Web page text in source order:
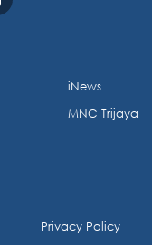
iNews
MNC Trijaya
Privacy Policy